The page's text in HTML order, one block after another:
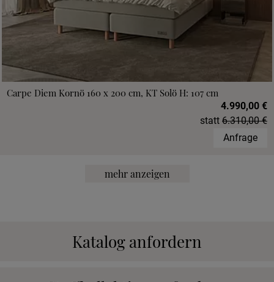
Carpe Diem Kornö 160 x 200 cm, KT Solö H: 107 cm
4.990,00 €
statt 6.310,00 €
Anfrage
mehr anzeigen
Katalog anfordern